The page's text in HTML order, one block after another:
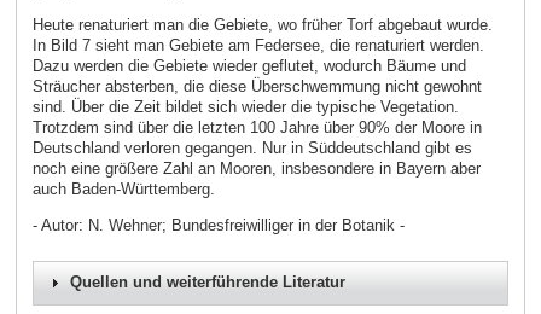
Heute renaturiert man die Gebiete, wo früher Torf abgebaut wurde.
In Bild 7 sieht man Gebiete am Federsee, die renaturiert werden.
Dazu werden die Gebiete wieder geflutet, wodurch Bäume und
Sträucher absterben, die diese Überschwemmung nicht gewohnt
sind. Über die Zeit bildet sich wieder die typische Vegetation.
Trotzdem sind über die letzten 100 Jahre über 90% der Moore in
Deutschland verloren gegangen. Nur in Süddeutschland gibt es
noch eine größere Zahl an Mooren, insbesondere in Bayern aber
auch Baden-Württemberg.
- Autor: N. Wehner; Bundesfreiwilliger in der Botanik -
Quellen und weiterführende Literatur